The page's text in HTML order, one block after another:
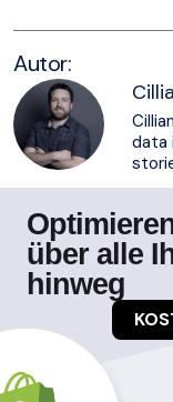
Autor:
data
über alle
hinweg